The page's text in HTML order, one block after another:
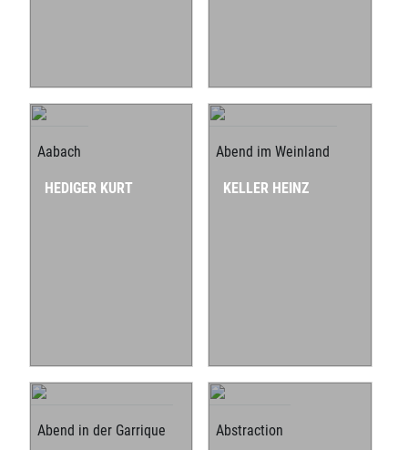
Aabach
HEDIGER KURT
Abend im Weinland
KELLER HEINZ
Abend in der Garrique Abstraction